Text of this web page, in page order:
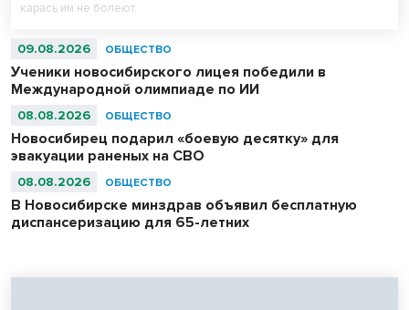
карась им не болеют.
09.08.2026 ОБЩЕСТВО
Ученики новосибирского лицея победили в
Международной олимпиаде по ИИ
08.08.2026 ОБЩЕСТВО
Новосибирец подарил «боевую десятку» для
эвакуации раненых на СВО
08.08.2026 ОБЩЕСТВО
В Новосибирске минздрав объявил бесплатную
диспансеризацию для 65-летних